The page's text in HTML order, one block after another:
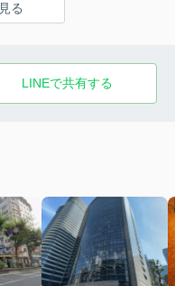
る
LINEで共有する